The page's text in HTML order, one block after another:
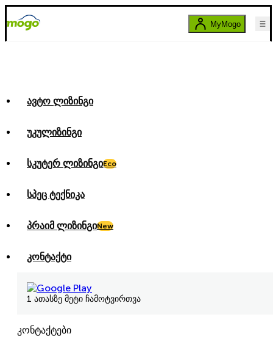
MyMogo
ავტო ლიზინგი
უკულიზინგი
სკუტერ ლიზინგიEco
სპეც ტექნიკა
პრაიმ ლიზინგიNew
კონტაქტი
1 ათასზე მეტი ჩამოტვირთვა
კონტაქტები